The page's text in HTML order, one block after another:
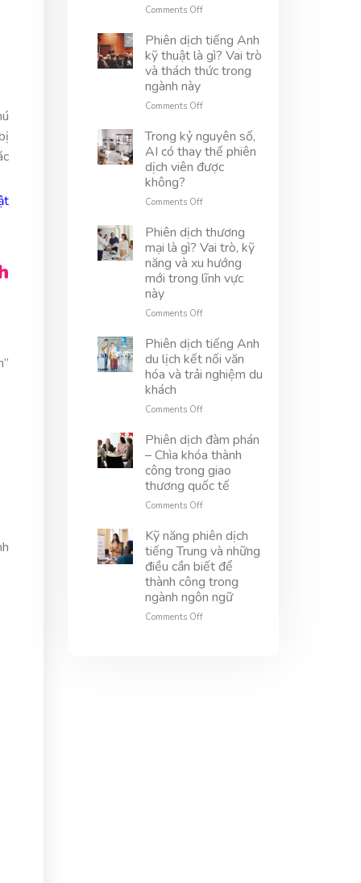
chọn
tác
uy
tín
hiện
và
phiên
dịch
từ
Comments Offon
quan
trọng
của
phiên
pháp
trong
các
phiên
tòa
tế
Phiên dịch tiếng Anh
kỹ thuật là gì? Vai trò
và thách thức trong
ngành này
Comments Offon
dịch
tiếng
Anh
kỹ
là
Vai
trò
và
thách
thức
ngành
Trong kỷ nguyên số,
AI có thay thế phiên
dịch viên được
không?
Comments Offon
kỷ
nguyên
số,
AI
có
thế
dịch
viên
được
không?
Phiên dịch thương
mại là gì? Vai trò, kỹ
năng và xu hướng
mới trong lĩnh vực
này
Comments Offon
dịch
thương
là
Vai
kỹ
năng
xu
hướng
mới
lĩnh
vực
này
Phiên dịch tiếng Anh
du lịch kết nối văn
hóa và trải nghiệm du
khách
Comments Offon
dịch
tiếng
Anh
du
lịch
kết
văn
hóa
và
trải
nghiệm
du
khách
Phiên dịch đàm phán
– Chìa khóa thành
công trong giao
thương quốc tế
Comments Offon
dịch
đàm
phán
–
Chìa
khóa
thành
Kỹ năng phiên dịch
tiếng Trung và những
điều cần biết để
thành công trong
ngành ngôn ngữ
Comments Offon